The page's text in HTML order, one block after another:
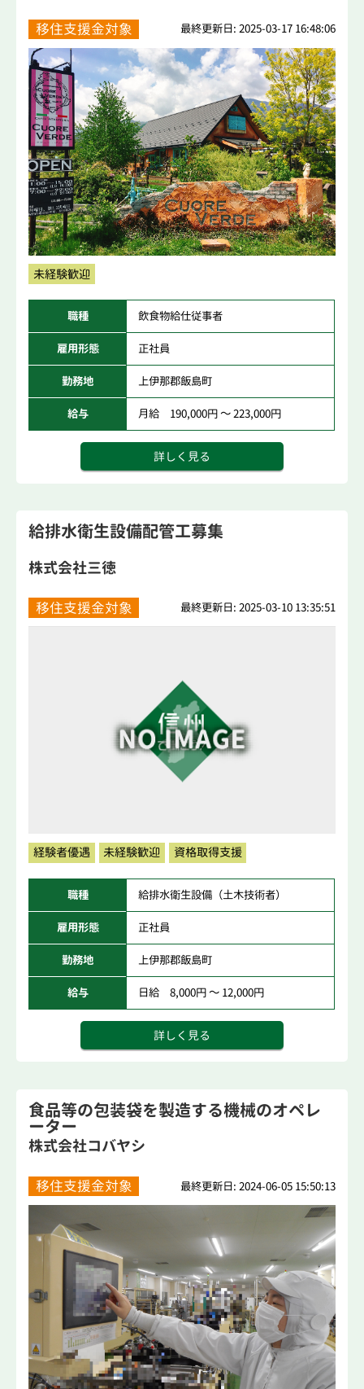
移住支援金対象 最終更新日: 2025-03-17 16:48:06
未経験歓迎
職種 飲食物給仕従事者
雇用形態 正社員
勤務地 上伊那郡飯島町
給与 月給 190,000円 ～ 223,000円
詳しく見る
給排水衛生設備配管工募集
株式会社三徳
移住支援金対象 最終更新日: 2025-03-10 13:35:51
経験者優遇 未経験歓迎 資格取得支援
職種 給排水衛生設備（土木技術者）
雇用形態 正社員
勤務地 上伊那郡飯島町
給与 日給 8,000円 ～ 12,000円
詳しく見る
食品等の包装袋を製造する機械のオペレ
ーター
株式会社コバヤシ
移住支援金対象 最終更新日: 2024-06-05 15:50:13